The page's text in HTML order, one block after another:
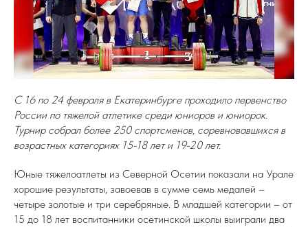
С 16 по 24 февраля в Екатеринбурге проходило первенство
России по тяжелой атлетике среди юниоров и юниорок.
Турнир собрал более 250 спортсменов, соревновавшихся в
возрастных категориях 15-18 лет и 19-20 лет.
Юные тяжелоатлеты из Северной Осетии показали на Урале
хорошие результаты, завоевав в сумме семь медалей –
четыре золотые и три серебряные. В младшей категории – от
15 до 18 лет воспитанники осетинской школы выиграли два